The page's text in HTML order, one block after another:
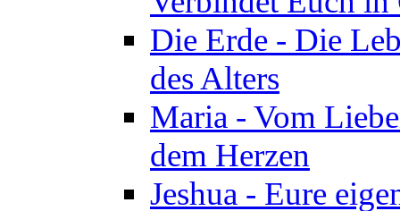
Die Erde - Die
des Alters
Maria - Vom
dem Herzen
Jeshua - Eure